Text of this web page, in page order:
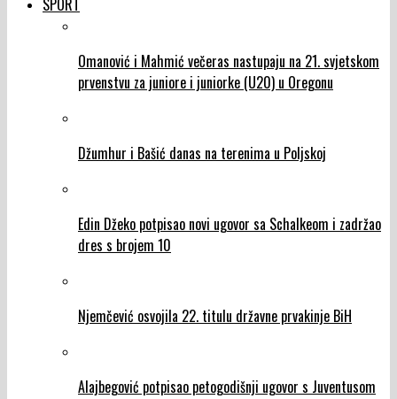
SPORT
Omanović i Mahmić večeras nastupaju na 21. svjetskom
prvenstvu za juniore i juniorke (U20) u Oregonu
Džumhur i Bašić danas na terenima u Poljskoj
Edin Džeko potpisao novi ugovor sa Schalkeom i zadržao
dres s brojem 10
Njemčević osvojila 22. titulu državne prvakinje BiH
Alajbegović potpisao petogodišnji ugovor s Juventusom